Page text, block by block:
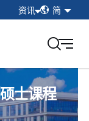
资讯
校友
科技大学（广州）
简
简
繁
士课程